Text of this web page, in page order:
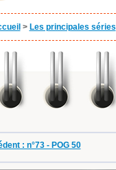
> Les principales séries
: n°73 - POG 50